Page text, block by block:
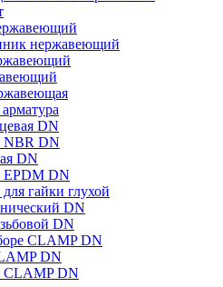
нержавеющий
DN
NBR DN
DN
EPDM DN
гайки глухой
DN
DN
CLAMP DN
DN
CLAMP DN